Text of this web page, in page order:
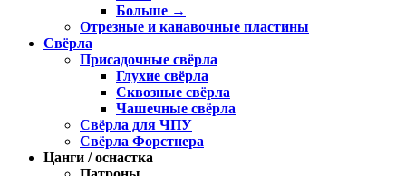
Больше →
Отрезные и канавочные пластины
Свёрла
Присадочные свёрла
Глухие свёрла
Сквозные свёрла
Чашечные свёрла
Свёрла для ЧПУ
Свёрла Форстнера
Цанги / оснастка